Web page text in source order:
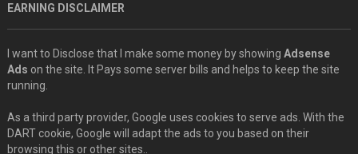
EARNING DISCLAIMER
I want to Disclose that I make some money by showing Adsense
Ads on the site. It Pays some server bills and helps to keep the site
running.
As a third party provider, Google uses cookies to serve ads. With the
DART cookie, Google will adapt the ads to you based on their
browsing this or other sites..